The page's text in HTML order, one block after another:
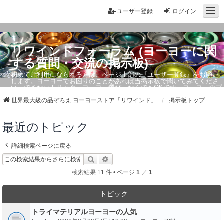
ログイン
ユーザー登録
リワインドフォーラム (ヨーヨーに関
する質問・交流の掲示板)
初めてご利用になられる方は、ページ上部の『ユーザー登録』をお願い
します。ヨーヨーでお困りのことがあれば当掲示板で聞いてみてくださ
い。できないトリック・ヨーヨー選び、なんでもOKです。ヨーヨーのプ
世界最大級の品ぞろえ ヨーヨーストア「リワインド」 掲示板トップ
最近のトピック
詳細検索ページに戻る
検索
検索結果 11 件 • ページ 1 ／ 1
トピック
トライマテリアルヨーヨーの人気